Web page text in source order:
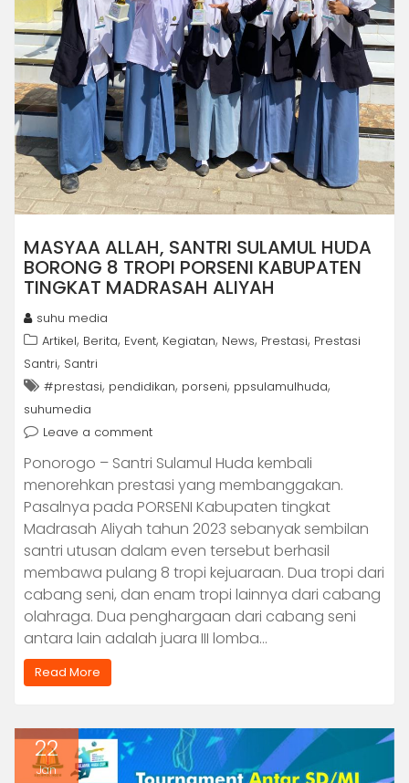
MASYAA ALLAH, SANTRI SULAMUL HUDA
BORONG 8 TROPI PORSENI KABUPATEN
TINGKAT MADRASAH ALIYAH
suhu media
Artikel, Berita, Event, Kegiatan, News, Prestasi, Prestasi
Santri, Santri
#prestasi, pendidikan, porseni, ppsulamulhuda,
suhumedia
Leave a comment
Ponorogo – Santri Sulamul Huda kembali
menorehkan prestasi yang membanggakan.
Pasalnya pada PORSENI Kabupaten tingkat
Madrasah Aliyah tahun 2023 sebanyak sembilan
santri utusan dalam even tersebut berhasil
membawa pulang 8 tropi kejuaraan. Dua tropi dari
cabang seni, dan enam tropi lainnya dari cabang
olahraga. Dua penghargaan dari cabang seni
antara lain adalah juara III lomba…
Read More
22
Jan